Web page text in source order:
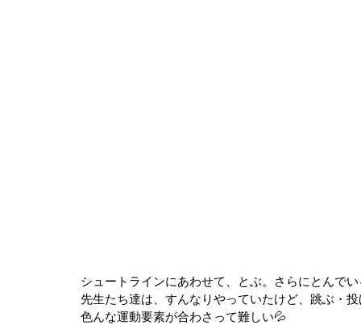
シュートラインにあわせて、とぶ。さらにとんで
先生たち達は、すんなりやっていたけど、跳ぶ・
色んな運動要素が合わさって難しい💦